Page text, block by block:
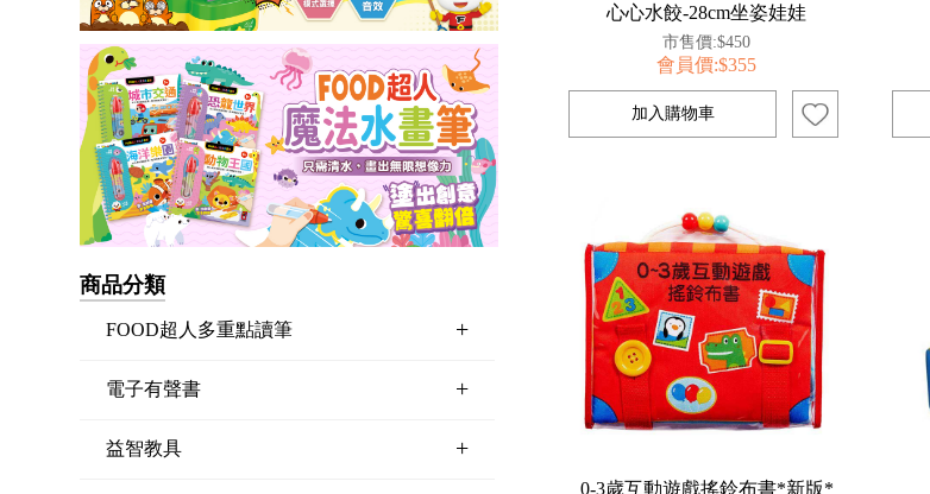
商品分類
FOOD超人多重點讀筆 +
電子有聲書 +
益智教具 +
心心水餃-28cm坐姿娃娃
市售價:$450
會員價:$355
0-3歲互動遊戲搖鈴布書*新版*